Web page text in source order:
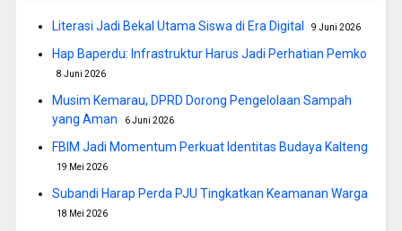
Literasi Jadi Bekal Utama Siswa di Era Digital 9 Juni 2026
Hap Baperdu: Infrastruktur Harus Jadi Perhatian Pemko
8 Juni 2026
Musim Kemarau, DPRD Dorong Pengelolaan Sampah
yang Aman
6 Juni 2026
FBIM Jadi Momentum Perkuat Identitas Budaya Kalteng
19 Mei 2026
Subandi Harap Perda PJU Tingkatkan Keamanan Warga
18 Mei 2026